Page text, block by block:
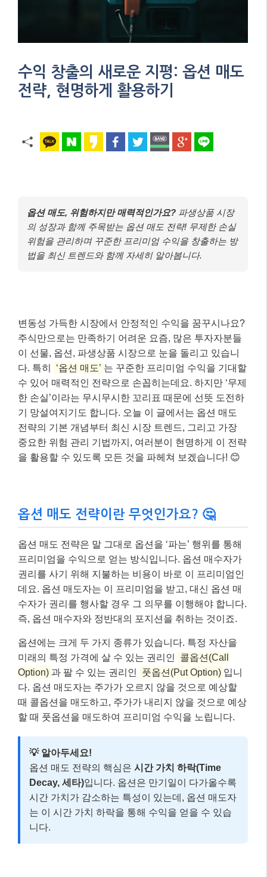
수익 창출의 새로운 지평: 옵션 매도
전략, 현명하게 활용하기
옵션 매도, 위험하지만 매력적인가요? 파생상품 시장
의 성장과 함께 주목받는 옵션 매도 전략! 무제한 손실
위험을 관리하며 꾸준한 프리미엄 수익을 창출하는 방
법을 최신 트렌드와 함께 자세히 알아봅니다.
변동성 가득한 시장에서 안정적인 수익을 꿈꾸시나요?
주식만으로는 만족하기 어려운 요즘, 많은 투자자분들
이 선물, 옵션, 파생상품 시장으로 눈을 돌리고 있습니
다. 특히
‘옵션 매도’ 는 꾸준한 프리미엄 수익을 기대할
수 있어 매력적인 전략으로 손꼽히는데요. 하지만 ‘무제
한 손실’이라는 무시무시한 꼬리표 때문에 선뜻 도전하
기 망설여지기도 합니다. 오늘 이 글에서는 옵션 매도
전략의 기본 개념부터 최신 시장 트렌드, 그리고 가장
중요한 위험 관리 기법까지, 여러분이 현명하게 이 전략
을 활용할 수 있도록 모든 것을 파헤쳐 보겠습니다! 😊
옵션 매도 전략이란 무엇인가요? 🤔
옵션 매도 전략은 말 그대로 옵션을 ‘파는’ 행위를 통해
프리미엄을 수익으로 얻는 방식입니다. 옵션 매수자가
권리를 사기 위해 지불하는 비용이 바로 이 프리미엄인
데요. 옵션 매도자는 이 프리미엄을 받고, 대신 옵션 매
수자가 권리를 행사할 경우 그 의무를 이행해야 합니다.
즉, 옵션 매수자와 정반대의 포지션을 취하는 것이죠.
옵션에는 크게 두 가지 종류가 있습니다. 특정 자산을
미래의 특정 가격에 살 수 있는 권리인
콜옵션(Call
Option) 과 팔 수 있는 권리인 풋옵션(Put Option) 입니
다. 옵션 매도자는 주가가 오르지 않을 것으로 예상할
때 콜옵션을 매도하고, 주가가 내리지 않을 것으로 예상
할 때 풋옵션을 매도하여 프리미엄 수익을 노립니다.
💡 알아두세요!
옵션 매도 전략의 핵심은 시간 가치 하락(Time
Decay, 세타)입니다. 옵션은 만기일이 다가올수록
시간 가치가 감소하는 특성이 있는데, 옵션 매도자
는 이 시간 가치 하락을 통해 수익을 얻을 수 있습
니다.